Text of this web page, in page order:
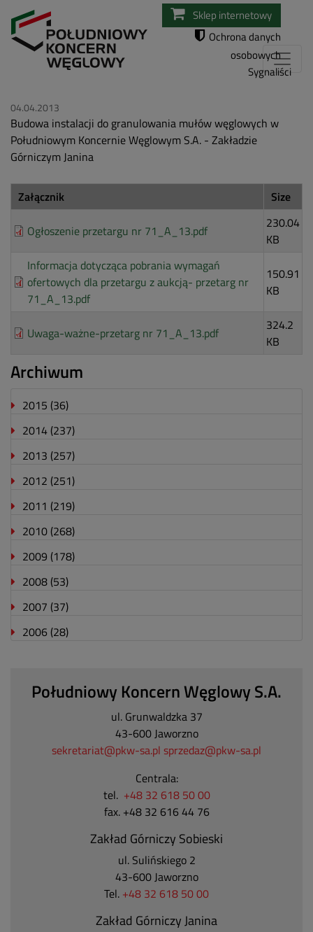
Przejdź
do
Sklep internetowy
Ochrona danych
osobowych
Sygnaliści
04.04.2013
Budowa instalacji do granulowania mułów węglowych w
Południowym Koncernie Węglowym S.A. - Zakładzie
Górniczym Janina
Załącznik Size
Ogłoszenie przetargu nr 71_A_13.pdf
230.04
KB
Informacja dotycząca pobrania wymagań
ofertowych dla przetargu z aukcją- przetarg nr
71_A_13.pdf
150.91
KB
Uwaga-ważne-przetarg nr 71_A_13.pdf
324.2
KB
Archiwum
2015 (36)
2014 (237)
2013 (257)
2012 (251)
2011 (219)
2010 (268)
2009 (178)
2008 (53)
2007 (37)
2006 (28)
Południowy Koncern Węglowy S.A.
ul. Grunwaldzka 37
43-600 Jaworzno
sekretariat@pkw-sa.pl sprzedaz@pkw-sa.pl
Centrala:
tel. +48 32 618 50 00
fax. +48 32 616 44 76
Zakład Górniczy Sobieski
ul. Sulińskiego 2
43-600 Jaworzno
Tel. +48 32 618 50 00
Zakład Górniczy Janina